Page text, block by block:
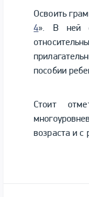
Освоить
4». В ней
пособии
Стоит
возраста и с